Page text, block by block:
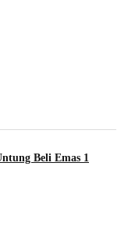
Beli Emas 1